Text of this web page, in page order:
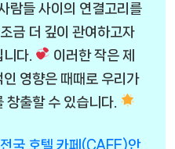
람들 사이의 연결고리를
금 더 깊이 관여하고자
다.
이러한 작은 제
영향은 때때로 우리가
창출할 수 있습니다.
국 호텔 카페(CAFE)안